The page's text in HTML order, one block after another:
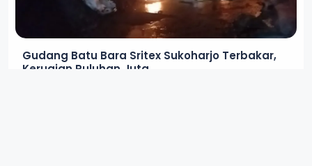
Gudang Batu Bara Sritex Sukoharjo Terbakar,
Kerugian Puluhan Juta